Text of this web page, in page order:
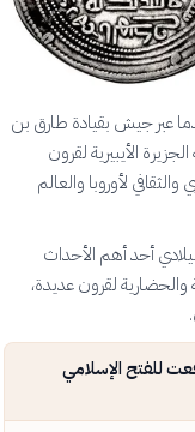
عام 711 ميلادي عندما عبر جيش بقيادة طارق بن
الأيبيرية لقرون
لأوروبا والعالم
أحد أهم الأحداث
لقرون عديدة،
للفتح الإسلامي